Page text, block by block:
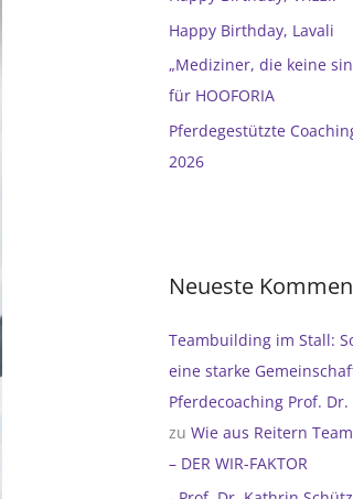
h
:Happy Birthday, Lavali
„Mediziner, die keine
für HOOFORIA
Pferdegestützte
2026
Neueste
Teambuilding im Stall:
eine starke
Pferdecoaching Prof.
zu Wie aus Reitern
– DER WIR-FAKTOR